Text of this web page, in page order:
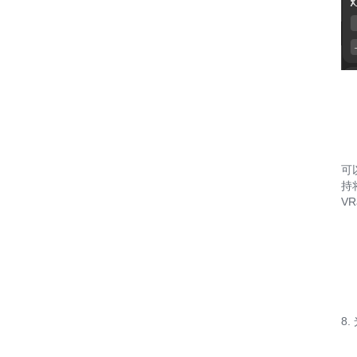
可
持
8.